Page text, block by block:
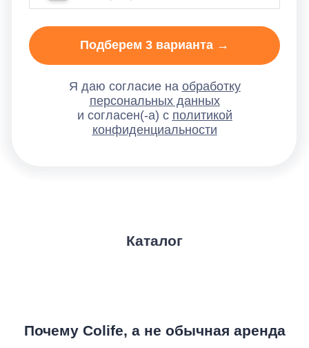
Каталог
Почему Colife, а не обычная аренда